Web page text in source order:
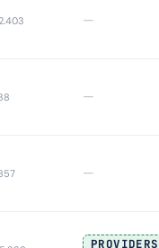
info
—
onduidelijk, meer info
—
info
—
PROVIDERS